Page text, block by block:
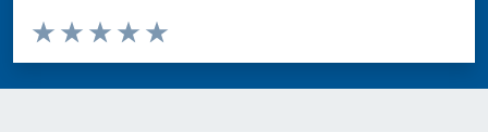
Valuta da 1 a 5 stelle la pagina
Valuta 5 stelle su 5
Valuta 4 stelle su 5
Valuta 3 stelle su 5
Valuta 2 stelle su 5
Valuta 1 stelle su 5